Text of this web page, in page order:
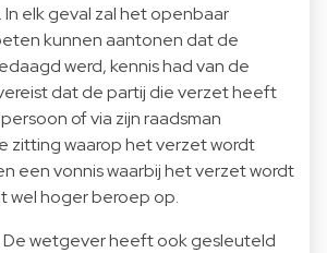
elk geval zal het openbaar
kunnen aantonen dat de
werd, kennis had van de
dat de partij die verzet heeft
of via zijn raadsman
zitting waarop het verzet wordt
een vonnis waarbij het verzet wordt
wel hoger beroep op.
wetgever heeft ook gesleuteld